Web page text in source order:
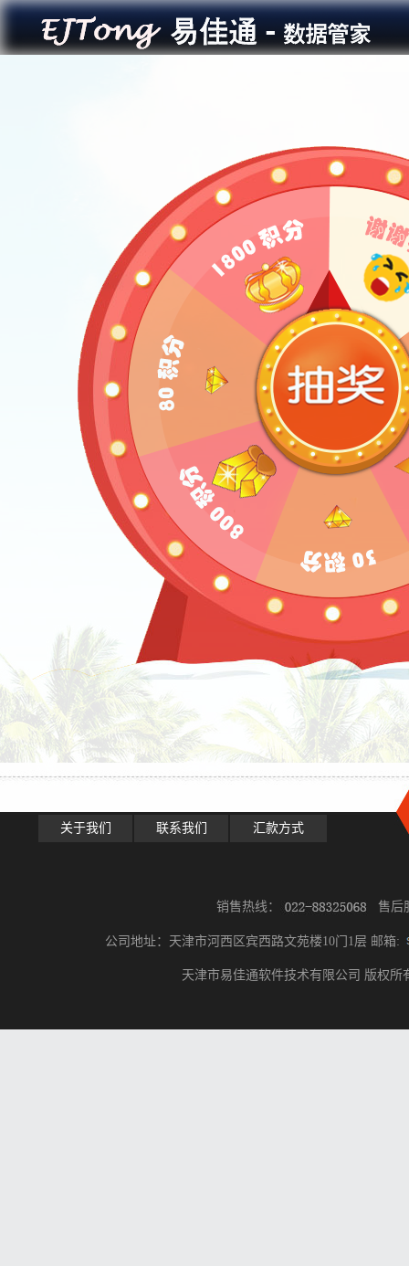
关于我们 联系我们 汇款方式
销售热线： 售后
公司地址：天津市河西区宾西路文苑楼10门1层 邮箱:
天津市易佳通软件技术有限公司 版权